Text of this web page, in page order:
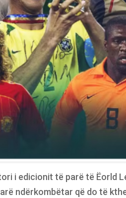
i edicionit të parë të Ëorld
ndërkombëtar që do të